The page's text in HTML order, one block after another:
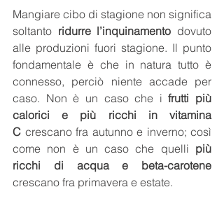
Mangiare cibo di stagione non significa
soltanto ridurre l’inquinamento dovuto
alle produzioni fuori stagione. Il punto
fondamentale è che in natura tutto è
connesso, perciò niente accade per
caso. Non è un caso che i frutti più
calorici e più ricchi in vitamina
C crescano fra autunno e inverno; così
come non è un caso che quelli più
ricchi di acqua e beta-carotene
crescano fra primavera e estate.